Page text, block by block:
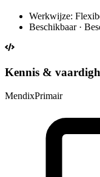
Werkwijze:
Beschikbaar ·
Kennis &
MendixPrimair